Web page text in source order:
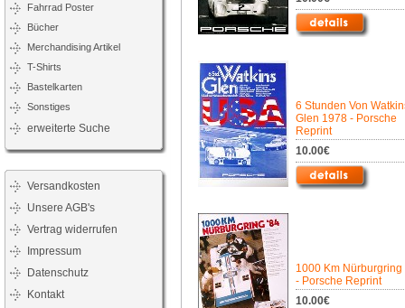
Fahrrad Poster
Bücher
Merchandising Artikel
T-Shirts
Bastelkarten
Sonstiges
erweiterte Suche
Versandkosten
Unsere AGB's
Vertrag widerrufen
Impressum
Datenschutz
Kontakt
6 Stunden Von
Glen 1978 - Porsche
Reprint
10.00€
1000 Km Nürburgring
- Porsche Reprint
10.00€